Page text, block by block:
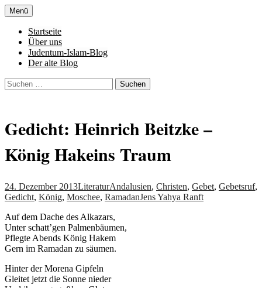
Zum
Inhalt
springen
Al-Adala.de
von allem
Menü
Startseite
Über uns
Judentum-Islam-Blog
Der alte Blog
Suchen
nach:
Gedicht: Heinrich Beitzke –
König Hakeins Traum
24. Dezember 2013LiteraturAndalusien, Christen, Gebet, Gebetsruf,
Gedicht, König, Moschee, RamadanJens Yahya Ranft
Auf dem Dache des Alkazars,
Unter schatt’gen Palmenbäumen,
Pflegte Abends König Hakem
Gern im Ramadan zu säumen.
Hinter der Morena Gipfeln
Gleitet jetzt die Sonne nieder